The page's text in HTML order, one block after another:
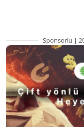
Sponsorlu |